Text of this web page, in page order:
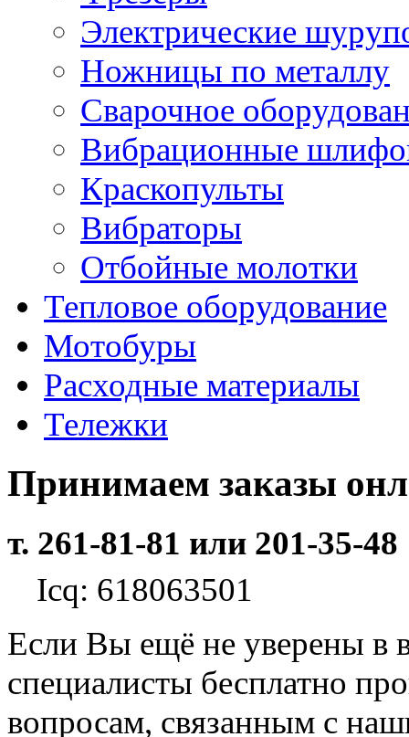
Электрические
Ножницы по металлу
Сварочное
Вибрационные
Краскопульты
Вибраторы
Отбойные молотки
Тепловое оборудование
Мотобуры
Расходные материалы
Тележки
Принимаем заказы
т. 261-81-81 или 201-35-48
Icq: 618063501
Если Вы ещё не уверены в
специалисты бесплатно
вопросам, связанным с